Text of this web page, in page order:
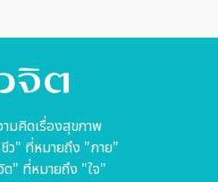
มคิดเรื่องสุขภาพ
ว" ที่หมายถึง "กาย"
ต" ที่หมายถึง "ใจ"